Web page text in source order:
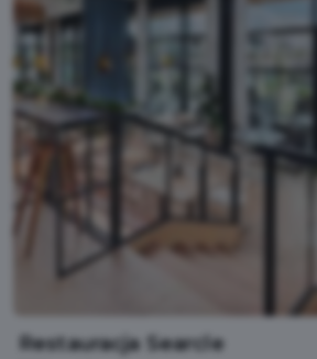
Restauracja Searcle